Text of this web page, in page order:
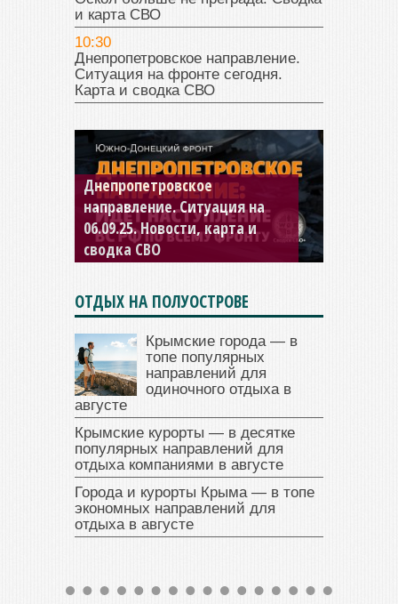
и карта СВО
10:30
Днепропетровское направление.
Ситуация на фронте сегодня.
Карта и сводка СВО
Константиновское
направление. Ситуация на
04.09.25 Новости, карта и
сводка СВО
ОТДЫХ НА ПОЛУОСТРОВЕ
Крымские города — в
топе популярных
направлений для
одиночного отдыха в
августе
Крымские курорты — в десятке
популярных направлений для
отдыха компаниями в августе
Города и курорты Крыма — в топе
экономных направлений для
отдыха в августе